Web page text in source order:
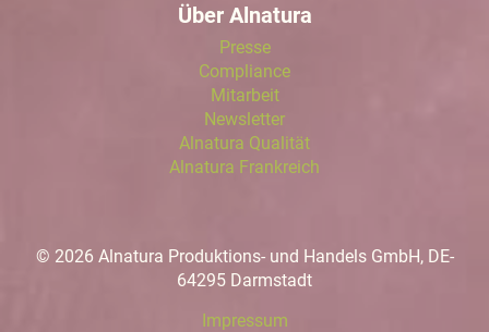
Über Alnatura
Presse
Compliance
Mitarbeit
Newsletter
Alnatura Qualität
Alnatura Frankreich
© 2026 Alnatura Produktions- und Handels GmbH, DE-
64295 Darmstadt
Impressum